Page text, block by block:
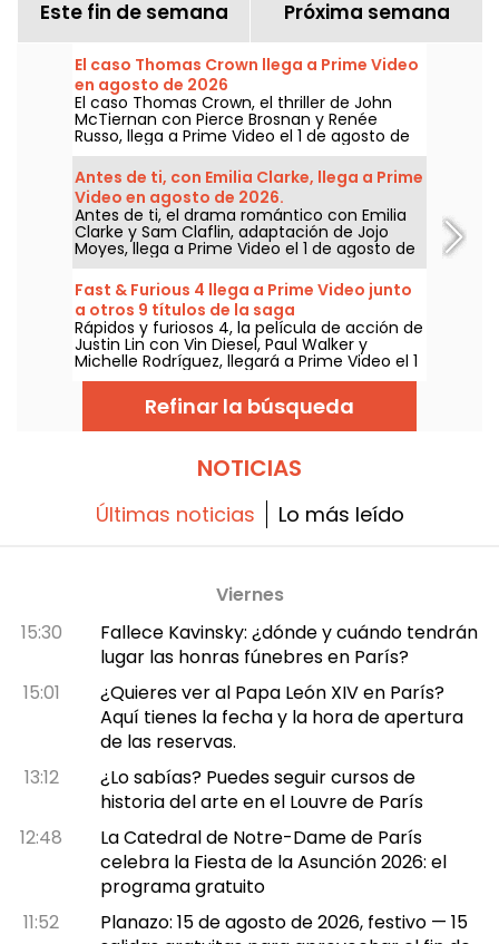
Este fin de semana Próxima semana
El caso Thomas Crown llega a Prime Video
en agosto de 2026
El caso Thomas Crown, el thriller de John
McTiernan con Pierce Brosnan y Renée
Russo, llega a Prime Video el 1 de agosto de
2026.
Antes de ti, con Emilia Clarke, llega a Prime
Video en agosto de 2026.
Antes de ti, el drama romántico con Emilia
Clarke y Sam Claflin, adaptación de Jojo
Moyes, llega a Prime Video el 1 de agosto de
2026.
Fast & Furious 4 llega a Prime Video junto
a otros 9 títulos de la saga
Rápidos y furiosos 4, la película de acción de
Justin Lin con Vin Diesel, Paul Walker y
Michelle Rodríguez, llegará a Prime Video el 1
de agosto de 2026, junto a varios capítulos
Refinar la búsqueda
NOTICIAS
Últimas noticias Lo más leído
Viernes
15:30
Fallece Kavinsky: ¿dónde y cuándo tendrán
lugar las honras fúnebres en París?
15:01
¿Quieres ver al Papa León XIV en París?
Aquí tienes la fecha y la hora de apertura
de las reservas.
13:12
¿Lo sabías? Puedes seguir cursos de
historia del arte en el Louvre de París
12:48
La Catedral de Notre-Dame de París
celebra la Fiesta de la Asunción 2026: el
programa gratuito
11:52
Planazo: 15 de agosto de 2026, festivo — 15